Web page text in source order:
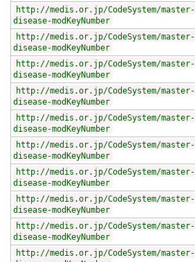
http://medis.or.jp/CodeSystem/master-
disease-modKeyNumber
http://medis.or.jp/CodeSystem/master-
disease-modKeyNumber
http://medis.or.jp/CodeSystem/master-
disease-modKeyNumber
http://medis.or.jp/CodeSystem/master-
disease-modKeyNumber
http://medis.or.jp/CodeSystem/master-
disease-modKeyNumber
http://medis.or.jp/CodeSystem/master-
disease-modKeyNumber
http://medis.or.jp/CodeSystem/master-
disease-modKeyNumber
http://medis.or.jp/CodeSystem/master-
disease-modKeyNumber
http://medis.or.jp/CodeSystem/master-
disease-modKeyNumber
http://medis.or.jp/CodeSystem/master-